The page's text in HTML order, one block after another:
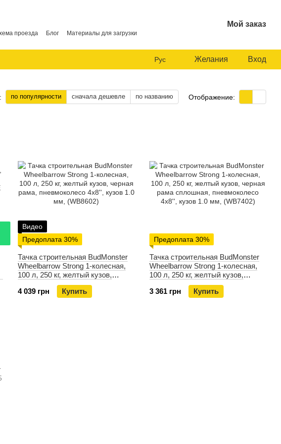
проезда Блог Материалы для загрузки
Мой заказ
Рус Желания Вход
по популярности сначала дешевле по названию Отображение:
Видео
Предоплата 30%
Тачка строительная BudMonster
Wheelbarrow Strong 1-колесная,
100 л, 250 кг, желтый кузов,
черная рама, пневмоколесо 4х8'',
кузов 1.0 мм, (WB8602)
4 039 грн Купить
Предоплата 30%
Тачка строительная BudMonster
Wheelbarrow Strong 1-колесная,
100 л, 250 кг, желтый кузов,
черная рама сплошная,
пневмоколесо 4х8'', кузов 1.0 мм,
3 361 грн Купить